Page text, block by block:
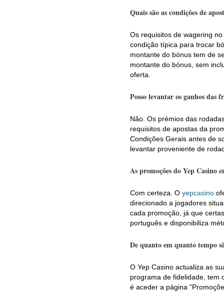
Quais são as condições de
Os requisitos de wagering
condição típica para trocar
montante do bónus tem de
montante do bónus, sem
oferta.
Posso levantar os ganhos das
Não. Os prémios das
requisitos de apostas da
Condições Gerais antes de
levantar proveniente de
As promoções do Yep Casino
Com certeza. O yepcasino
direcionado a jogadores
cada promoção, já que
português e disponibiliza
De quanto em quanto tempo
O Yep Casino actualiza as
programa de fidelidade, tem
é aceder a página